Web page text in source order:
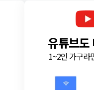
유튜브
1~2인 가구라